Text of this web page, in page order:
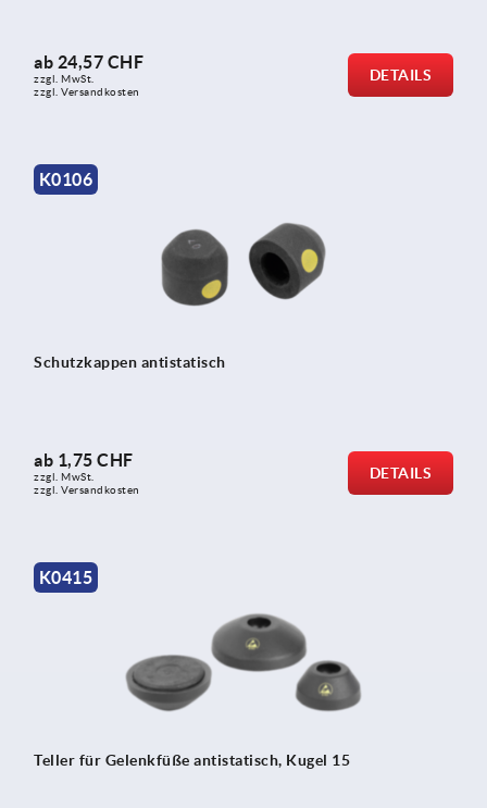
ab 24,57 CHF
zzgl. MwSt.
zzgl. Versandkosten
DETAILS
K0106
Schutzkappen antistatisch
ab 1,75 CHF
zzgl. MwSt.
zzgl. Versandkosten
DETAILS
K0415
Teller für Gelenkfüße antistatisch, Kugel 15